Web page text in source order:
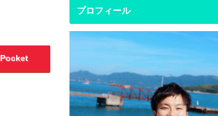
Pocket
プロフィール